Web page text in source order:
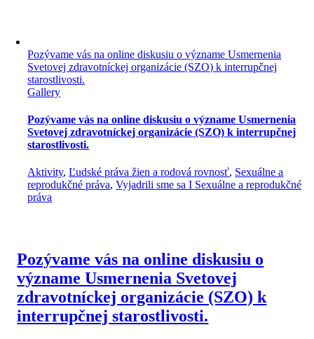
Pozývame vás na online diskusiu o význame Usmernenia
Svetovej zdravotníckej organizácie (SZO) k interrupčnej
starostlivosti.
Gallery
Pozývame vás na online diskusiu o význame Usmernenia
Svetovej zdravotníckej organizácie (SZO) k interrupčnej
starostlivosti.
Aktivity,Ľudské práva žien a rodová rovnosť, Sexuálne a
reprodukčné práva,Vyjadrili sme sa I Sexuálne a reprodukčné
práva
Pozývame vás na online diskusiu o
význame Usmernenia Svetovej
zdravotníckej organizácie (SZO) k
interrupčnej starostlivosti.